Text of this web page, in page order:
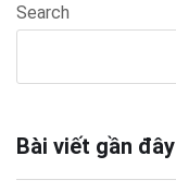
Search
Bài viết gần đây